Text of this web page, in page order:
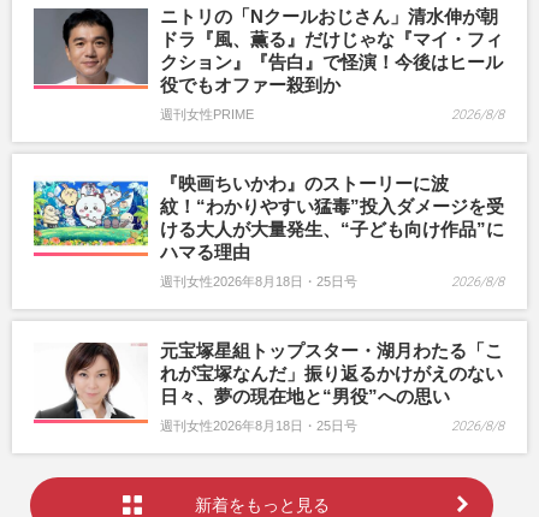
ニトリの「Nクールおじさん」清水伸が朝
ドラ『風、薫る』だけじゃな『マイ・フィ
クション』『告白』で怪演！今後はヒール
役でもオファー殺到か
週刊女性PRIME 2026/8/8
『映画ちいかわ』のストーリーに波
紋！“わかりやすい猛毒”投入ダメージを受
ける大人が大量発生、“子ども向け作品”に
ハマる理由
週刊女性2026年8月18日・25日号 2026/8/8
元宝塚星組トップスター・湖月わたる「こ
れが宝塚なんだ」振り返るかけがえのない
日々、夢の現在地と“男役”への思い
週刊女性2026年8月18日・25日号 2026/8/8
新着をもっと見る